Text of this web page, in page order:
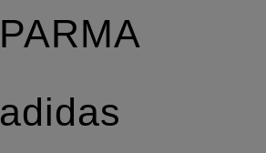
PARMA
adidas